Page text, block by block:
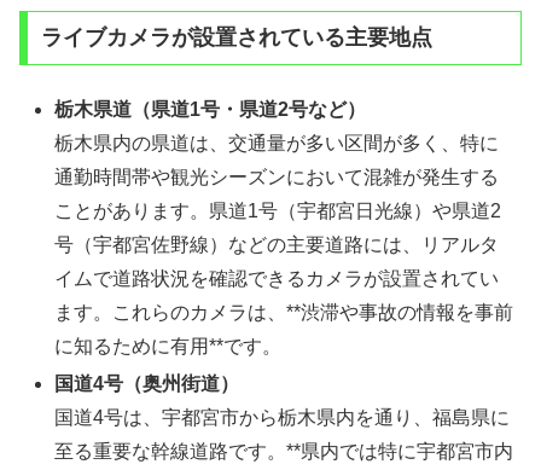
ライブカメラが設置されている主要地点
栃木県道（県道1号・県道2号など）
栃木県内の県道は、交通量が多い区間が多く、特に
通勤時間帯や観光シーズンにおいて混雑が発生する
ことがあります。県道1号（宇都宮日光線）や県道2
号（宇都宮佐野線）などの主要道路には、リアルタ
イムで道路状況を確認できるカメラが設置されてい
ます。これらのカメラは、**渋滞や事故の情報を事前
に知るために有用**です。
国道4号（奥州街道）
国道4号は、宇都宮市から栃木県内を通り、福島県に
至る重要な幹線道路です。**県内では特に宇都宮市内